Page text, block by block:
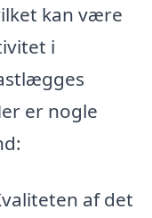
kan være
i
er nogle
af det